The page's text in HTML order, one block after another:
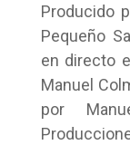
Producido
Pequeño
en directo
Manuel
por